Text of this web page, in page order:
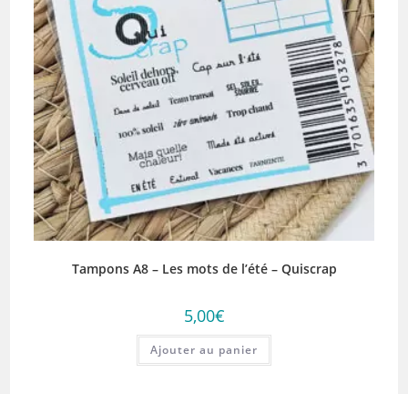
Tampons A8 – Les mots de l’été – Quiscrap
5,00€
Ajouter au panier